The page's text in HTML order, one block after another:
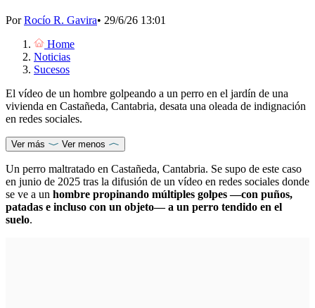
PorRocío R. Gavira• 29/6/26 13:01
Home
Noticias
Sucesos
El vídeo de un hombre golpeando a un perro en el jardín de una
vivienda en Castañeda, Cantabria, desata una oleada de indignación
en redes sociales.
Ver más Ver menos
Un perro maltratado en Castañeda, Cantabria. Se supo de este caso
en junio de 2025 tras la difusión de un vídeo en redes sociales donde
se ve a un hombre propinando múltiples golpes —con puños,
patadas e incluso con un objeto— a un perro tendido en el
suelo.